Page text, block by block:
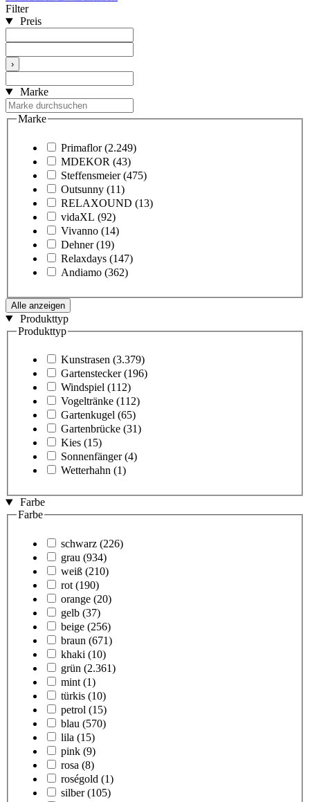
Filter
Preis
›
Marke
Marke
Primaflor (2.249)
MDEKOR (43)
Steffensmeier (475)
Outsunny (11)
RELAXOUND (13)
vidaXL (92)
Vivanno (14)
Dehner (19)
Relaxdays (147)
Andiamo (362)
Alle anzeigen
Produkttyp
Produkttyp
Kunstrasen (3.379)
Gartenstecker (196)
Windspiel (112)
Vogeltränke (112)
Gartenkugel (65)
Gartenbrücke (31)
Kies (15)
Sonnenfänger (4)
Wetterhahn (1)
Farbe
Farbe
schwarz (226)
grau (934)
weiß (210)
rot (190)
orange (20)
gelb (37)
beige (256)
braun (671)
khaki (10)
grün (2.361)
mint (1)
türkis (10)
petrol (15)
blau (570)
lila (15)
pink (9)
rosa (8)
roségold (1)
silber (105)